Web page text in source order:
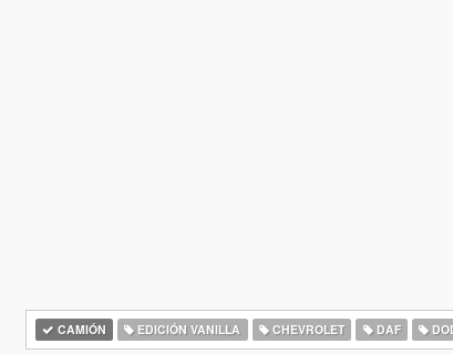
CAMIÓN EDICIÓN VANILLA CHEVROLET DAF